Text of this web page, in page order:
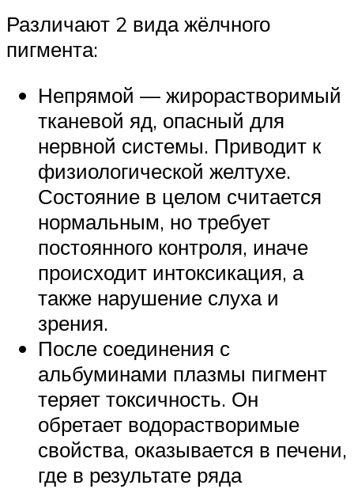
Различают 2 вида жёлчного
пигмента:
Непрямой — жирорастворимый
тканевой яд, опасный для
нервной системы. Приводит к
физиологической желтухе.
Состояние в целом считается
нормальным, но требует
постоянного контроля, иначе
происходит интоксикация, а
также нарушение слуха и
зрения.
После соединения с
альбуминами плазмы пигмент
теряет токсичность. Он
обретает водорастворимые
свойства, оказывается в печени,
где в результате ряда